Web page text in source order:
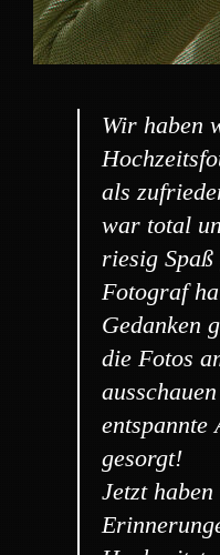
Wir haben
als
war total
riesig
Fotograf
Gedanken
die Fotos
entspannte
gesorgt!
Jetzt